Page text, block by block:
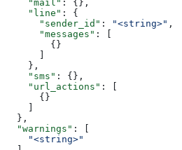
    "mail"
: {},
    "line"
: {
      "sender_id"
: "<string>" ,
      "messages"
: [
        {}
    },
    "sms"
: {},
    "url_actions"
: [
      {}
  },
  "warnings"
: [
    "<string>"